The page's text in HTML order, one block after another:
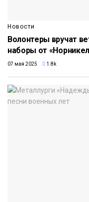
Новости
Волонтеры вручат
наборы от
07 мая 2025 1.8k